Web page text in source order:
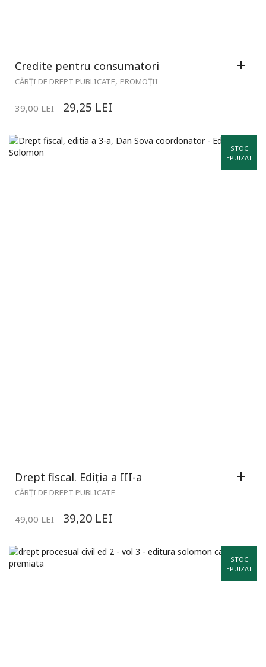
Credite pentru consumatori
CĂRȚI DE DREPT PUBLICATE, PROMOȚII
39,00LEI 29,25 LEI
STOC
EPUIZAT
Drept fiscal. Ediția a III-a
CĂRȚI DE DREPT PUBLICATE
49,00LEI 39,20 LEI
STOC
EPUIZAT